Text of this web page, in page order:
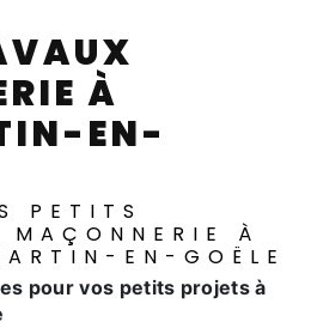
À
EN-
MAÇONNERIE À
EN-GOËLE